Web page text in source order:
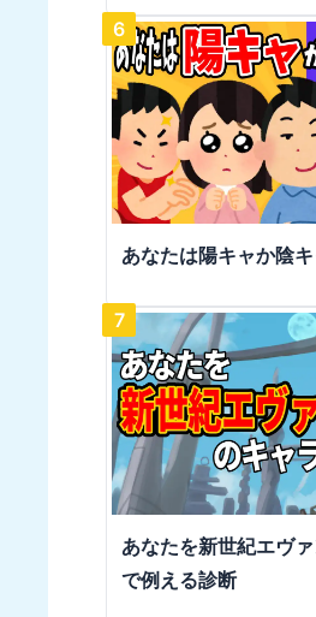
6
あなたは陽キャか陰
7
あなたを新世紀エヴ
で例える診断